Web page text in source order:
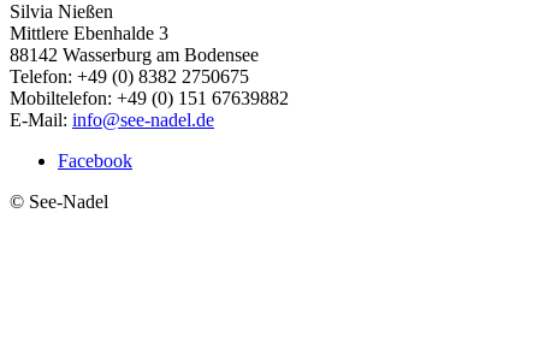
Silvia Nießen
Mittlere Ebenhalde 3
88142 Wasserburg am Bodensee
Telefon: +49 (0) 8382 2750675
Mobiltelefon: +49 (0) 151 67639882
E-Mail: info@see-nadel.de
Facebook
© See-Nadel